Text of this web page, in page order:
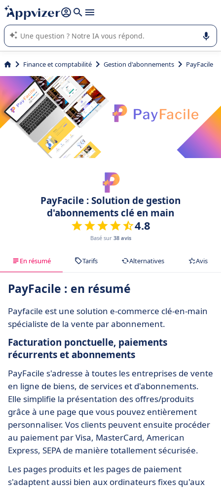
répondre (plusieurs lignes avec
L'IA de Appvizer vous guide dans l'utilisation ou la sélection de
logiciel SaaS en entreprise.
Finance et comptabilité Gestion d'abonnements PayFacile
PayFacile : Solution de gestion
d'abonnements clé en main
4.8
Basé sur 38 avis
En résumé Tarifs Alternatives Avis
PayFacile : en résumé
Payfacile est une solution e-commerce clé-en-main
spécialiste de la vente par abonnement.
Facturation ponctuelle, paiements
récurrents et abonnements
PayFacile s'adresse à toutes les entreprises de vente
en ligne de biens, de services et d'abonnements.
Elle simplifie la présentation des offres/produits
grâce à une page que vous pouvez entièrement
personnaliser. Vos clients peuvent ensuite procéder
au paiement par Visa, MasterCard, American
Express, SEPA de manière totallement sécurisée.
Les pages produits et les pages de paiement
s'adaptent aussi bien aux ordinateurs fixes qu'aux